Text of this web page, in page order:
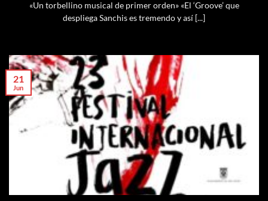
«Un torbellino musical de primer orden» «El ‘Groove’ que
despliega Sanchis es tremendo y así [...]
21
Jun